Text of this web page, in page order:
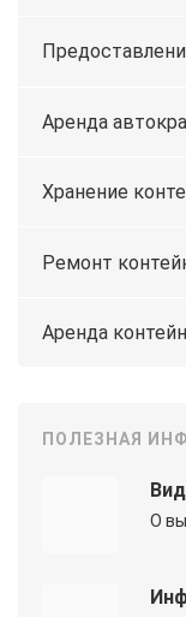
Аренда
Хранение
Ремонт
Аренда
ПОЛЕЗНАЯ
О